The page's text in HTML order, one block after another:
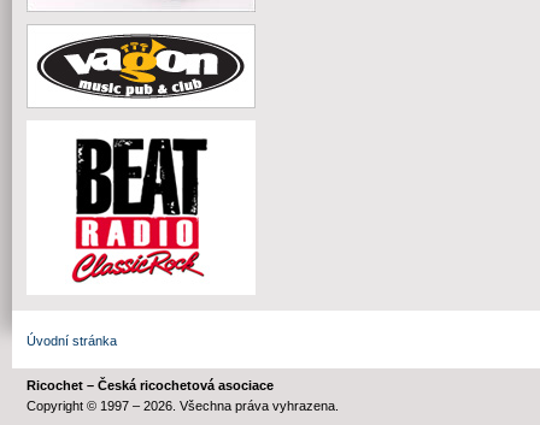
Úvodní stránka
Ricochet – Česká ricochetová asociace
Copyright © 1997 – 2026. Všechna práva vyhrazena.